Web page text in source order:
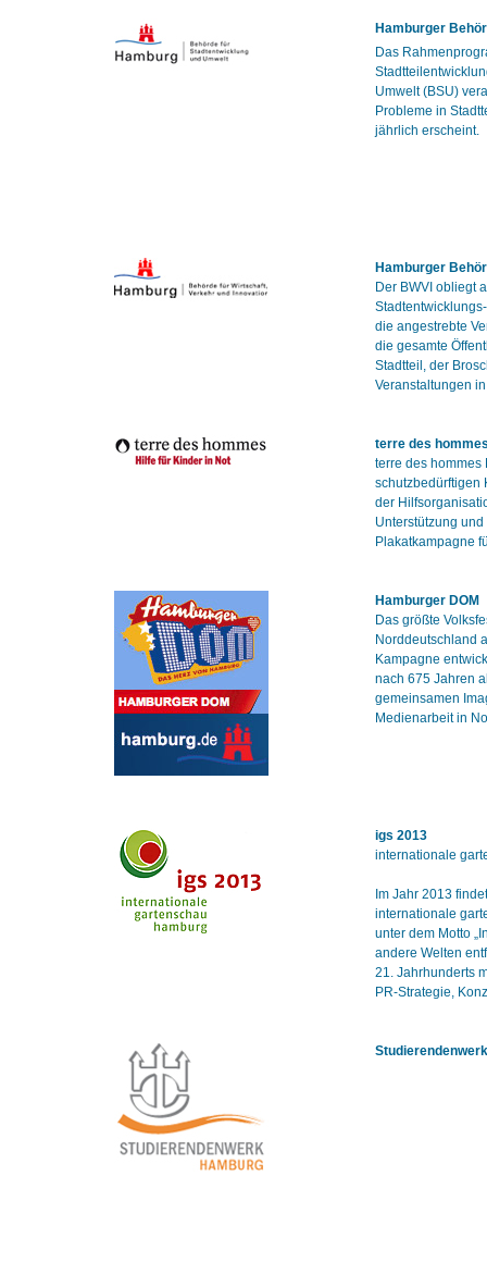
Hamburger
Das
Umwelt (BSU)
Probleme in
jährlich erscheint.
Hamburger
Der BWVI obliegt
die angestrebte
die gesamte
Stadtteil, der
Veranstaltungen
terre des
terre des hommes
schutzbedürftigen
der
Unterstützung
Plakatkampagne
Hamburger DOM
Das größte
Norddeutschland
Kampagne
nach 675 Jahren
gemeinsamen
Medienarbeit in
igs 2013
internationale
Im Jahr 2013
internationale
unter dem Motto
andere Welten
21. Jahrhunderts
PR-Strategie,